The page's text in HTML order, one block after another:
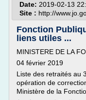
Date: 2019-02-13
Site : http://
Fonction
liens utiles ...
MINISTERE DE LA
04 février 2019
Liste des retraités au
opération de
Ministère de la